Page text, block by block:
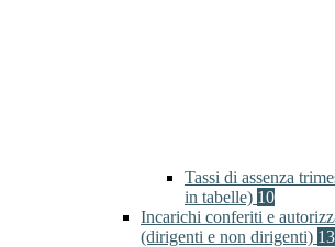
Tassi di assenza
in tabelle) 10
Incarichi conferiti e
(dirigenti e non dirigenti) 13